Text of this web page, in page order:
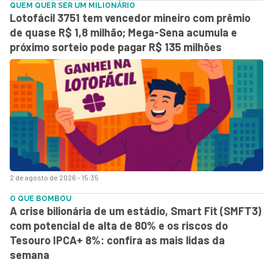
2 de agosto de 2026 - 15:35
QUEM QUER SER UM MILIONÁRIO
Lotofácil 3751 tem vencedor mineiro com prêmio
de quase R$ 1,8 milhão; Mega-Sena acumula e
próximo sorteio pode pagar R$ 135 milhões
O QUE BOMBOU
A crise bilionária de um estádio, Smart Fit (SMFT3)
com potencial de alta de 80% e os riscos do
Tesouro IPCA+ 8%: confira as mais lidas da
semana